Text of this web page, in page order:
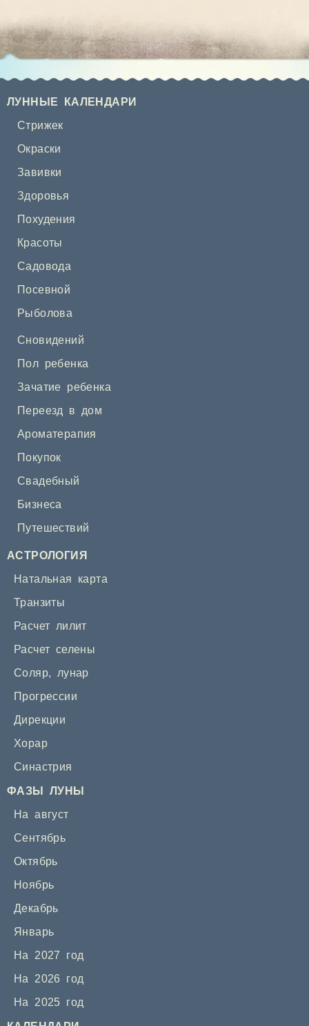
ЛУННЫЕ КАЛЕНДАРИ
Стрижек
Окраски
Завивки
Здоровья
Похудения
Красоты
Садовода
Посевной
Рыболова
Сновидений
Пол ребенка
Зачатие ребенка
Переезд в дом
Ароматерапия
Покупок
Свадебный
Бизнеса
Путешествий
АСТРОЛОГИЯ
Натальная карта
Транзиты
Расчет лилит
Расчет селены
Соляр, лунар
Прогрессии
Дирекции
Хорар
Синастрия
ФАЗЫ ЛУНЫ
На август
Сентябрь
Октябрь
Ноябрь
Декабрь
Январь
На 2027 год
На 2026 год
На 2025 год